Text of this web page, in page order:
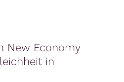
New Economy
in